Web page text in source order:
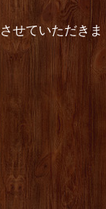
せていただきま